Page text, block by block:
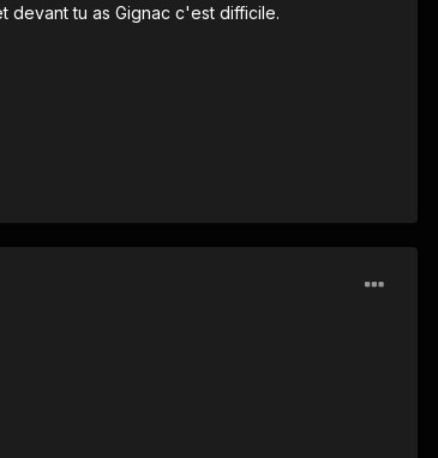
devant tu as Gignac c'est difficile.